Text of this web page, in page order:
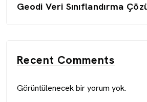
Geodi Veri Sınıflandırma
Recent Comments
Görüntülenecek bir yorum yok.